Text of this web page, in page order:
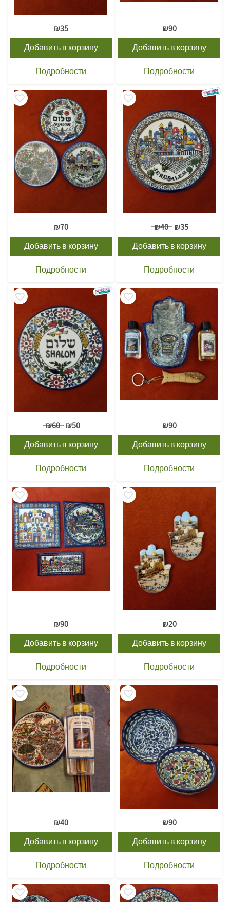
₪35
Добавить в корзину
Подробности
₪90
Добавить в корзину
Подробности
₪70
Добавить в корзину
Подробности
₪40 ₪35
Добавить в корзину
Подробности
₪60 ₪50
Добавить в корзину
Подробности
₪90
Добавить в корзину
Подробности
₪90
Добавить в корзину
Подробности
₪20
Добавить в корзину
Подробности
₪40
Добавить в корзину
Подробности
₪90
Добавить в корзину
Подробности